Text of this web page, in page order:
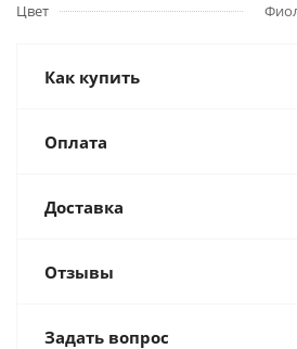
Цвет
Как купить
Оплата
Доставка
Отзывы
Задать вопрос